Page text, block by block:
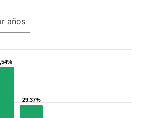
años
29,37%
29,37%